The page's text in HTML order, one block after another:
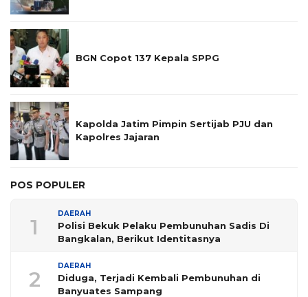
BGN Copot 137 Kepala SPPG
Kapolda Jatim Pimpin Sertijab PJU dan
Kapolres Jajaran
POS POPULER
1
DAERAH
Polisi Bekuk Pelaku Pembunuhan Sadis Di
Bangkalan, Berikut Identitasnya
2
DAERAH
Diduga, Terjadi Kembali Pembunuhan di
Banyuates Sampang